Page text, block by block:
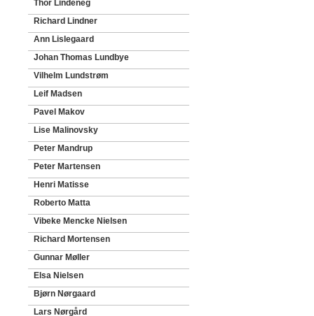
Thor Lindeneg
Richard Lindner
Ann Lislegaard
Johan Thomas Lundbye
Vilhelm Lundstrøm
Leif Madsen
Pavel Makov
Lise Malinovsky
Peter Mandrup
Peter Martensen
Henri Matisse
Roberto Matta
Vibeke Mencke Nielsen
Richard Mortensen
Gunnar Møller
Elsa Nielsen
Bjørn Nørgaard
Lars Nørgård